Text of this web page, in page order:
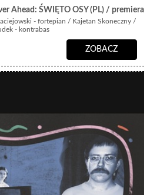
Ahead: ŚWIĘTO OSY (PL) / premiera!
- fortepian / Kajetan Skoneczny /
- kontrabas
ZOBACZ